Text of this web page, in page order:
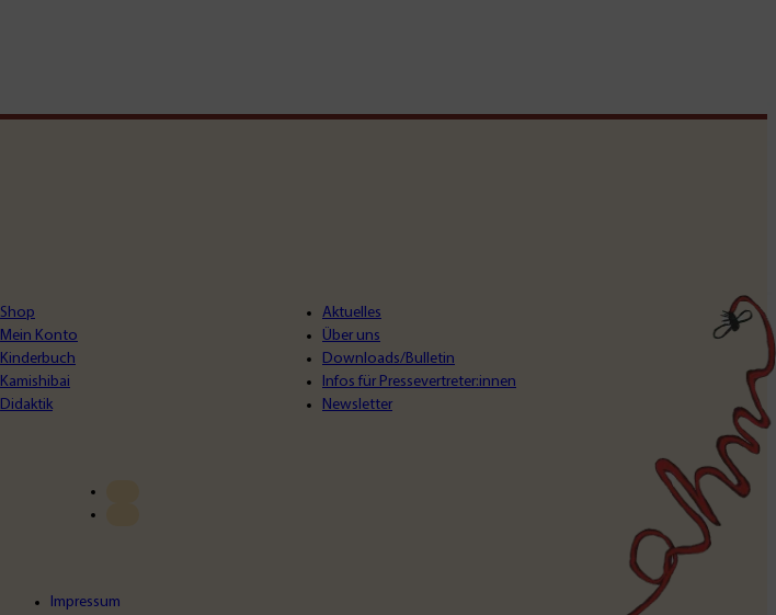
Shop
Mein Konto
Kinderbuch
Kamishibai
Didaktik
Aktuelles
Über uns
Downloads/Bulletin
Infos für Pressevertreter:innen
Newsletter
Impressum